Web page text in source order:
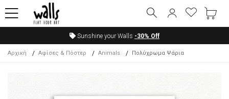
Sunshine your Walls -30% Off
Αρχική Αφίσες & Πόστερ Animals Πολύχρωμα Ψάρια